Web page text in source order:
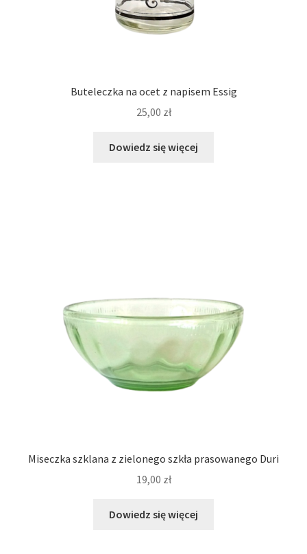
Buteleczka na ocet z napisem Essig
25,00 zł
Dowiedz się więcej
Miseczka szklana z zielonego szkła prasowanego Duri
19,00 zł
Dowiedz się więcej